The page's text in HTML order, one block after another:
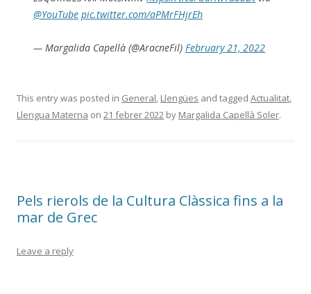
@YouTube pic.twitter.com/aPMrFHjrEh
— Margalida Capellà (@AracneFil) February 21, 2022
This entry was posted in General Llengües and tagged Actualitat
Llengua Materna on 21 febrer 2022 by Margalida Capellà Soler.
Pels rierols de la Cultura Clàssica fins a la
mar de Grec
Leave a reply